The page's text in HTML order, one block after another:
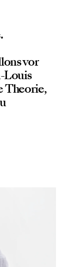
vor
Louis
Theorie,